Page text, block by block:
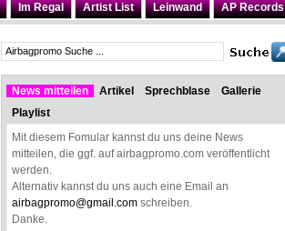
Im Regal Artist List Leinwand AP Records
News mitteilen Artikel Sprechblase
Gallerie
Playlist
Mit diesem Fomular kannst du uns deine News
mitteilen, die ggf. auf airbagpromo.com veröffentlicht
werden.
Alternativ kannst du uns auch eine Email an
airbagpromo@gmail.com schreiben.
Danke.